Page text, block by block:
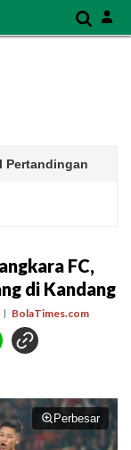
Pertandingan
FC,
di Kandang
BolaTimes.com
Perbesar